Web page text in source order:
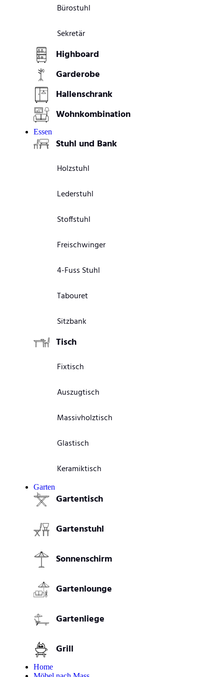
Bürostuhl
Sekretär
Highboard
Garderobe
Hallenschrank
Wohnkombination
Essen
Stuhl und Bank
Holzstuhl
Lederstuhl
Stoffstuhl
Freischwinger
4-Fuss Stuhl
Tabouret
Sitzbank
Tisch
Fixtisch
Auszugtisch
Massivholztisch
Glastisch
Keramiktisch
Garten
Gartentisch
Gartenstuhl
Sonnenschirm
Gartenlounge
Gartenliege
Grill
Home